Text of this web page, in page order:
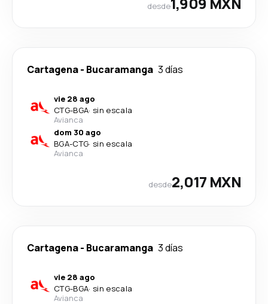
desde
Cartagena- Bucaramanga 3 días
vie 28 ago
CTG-BGA· sin escala
Avianca
dom 30 ago
BGA-CTG· sin escala
Avianca
desde2,017 MXN
Cartagena- Bucaramanga 3 días
vie 28 ago
CTG-BGA· sin escala
Avianca